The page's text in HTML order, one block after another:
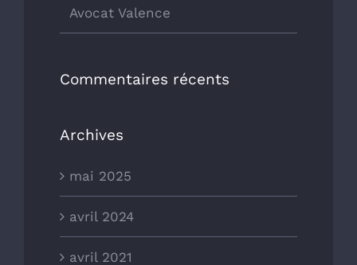
Avocat Valence
Commentaires récents
Archives
mai 2025
avril 2024
avril 2021